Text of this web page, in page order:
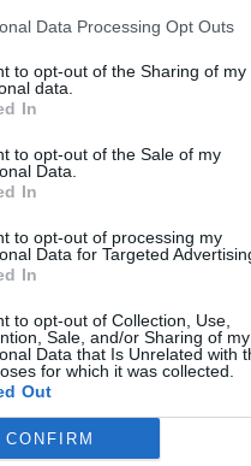
Data Processing Opt Outs
to opt-out of the Sharing of my
data.
In
to opt-out of the Sale of my
Data.
In
to opt-out of processing my
Data for Targeted
In
to opt-out of Collection, Use,
Sale, and/or Sharing of my
Data that Is Unrelated with
for which it was collected.
Out
CONFIRM
automobiliai:
daugiausiai
visureigis
2027 metų
kodėl
Auto